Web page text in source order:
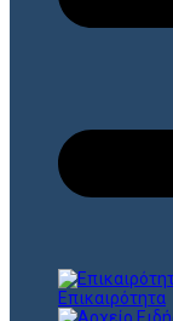
Επικαιρότητα